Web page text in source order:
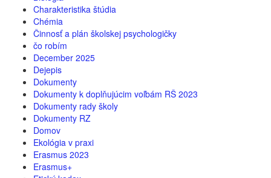
Charakteristika štúdia
Chémia
Činnosť a plán školskej psychologičky
čo robím
December 2025
Dejepis
Dokumenty
Dokumenty k doplňujúcim voľbám RŠ 2023
Dokumenty rady školy
Dokumenty RZ
Domov
Ekológia v praxi
Erasmus 2023
Erasmus+